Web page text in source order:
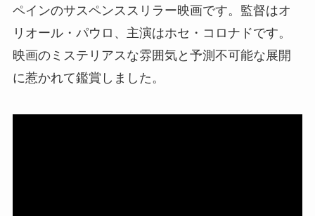
ペインのサスペンススリラー映画です。監督はオ
リオール・パウロ、主演はホセ・コロナドです。
映画のミステリアスな雰囲気と予測不可能な展開
に惹かれて鑑賞しました。